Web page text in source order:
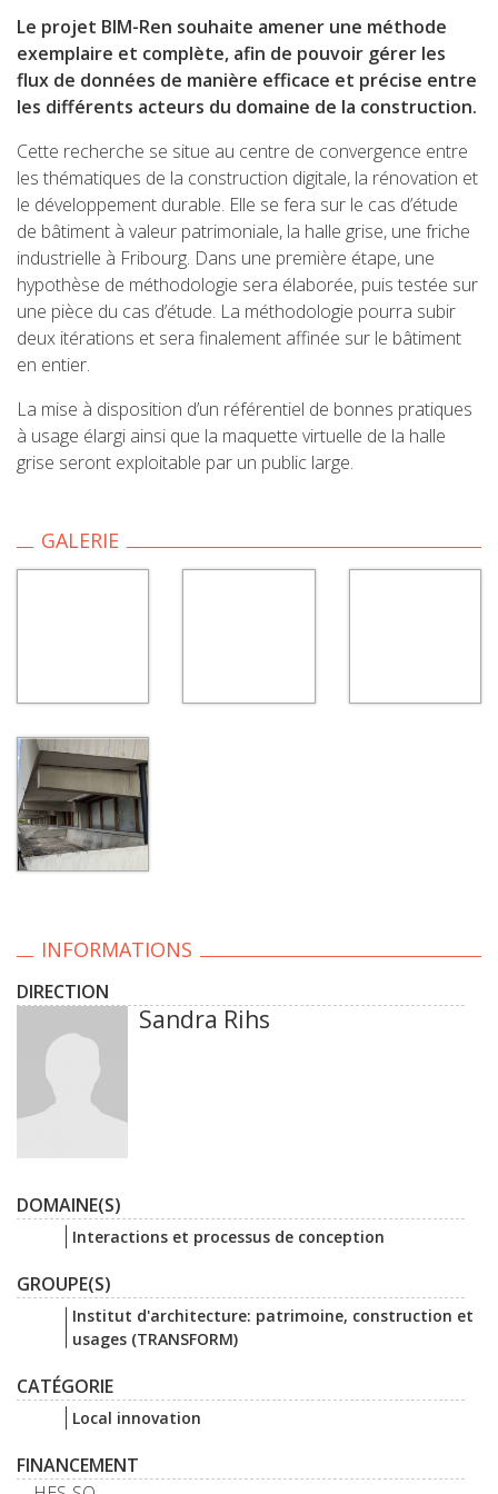
Le projet BIM-Ren souhaite amener une méthode
exemplaire et complète, afin de pouvoir gérer les
flux de données de manière efficace et précise entre
les différents acteurs du domaine de la construction.
Cette recherche se situe au centre de convergence entre
les thématiques de la construction digitale, la rénovation et
le développement durable. Elle se fera sur le cas d’étude
de bâtiment à valeur patrimoniale, la halle grise, une friche
industrielle à Fribourg. Dans une première étape, une
hypothèse de méthodologie sera élaborée, puis testée sur
une pièce du cas d’étude. La méthodologie pourra subir
deux itérations et sera finalement affinée sur le bâtiment
en entier.
La mise à disposition d’un référentiel de bonnes pratiques
à usage élargi ainsi que la maquette virtuelle de la halle
grise seront exploitable par un public large.
GALERIE
INFORMATIONS
DIRECTION
Sandra Rihs
DOMAINE(S)
Interactions et processus de conception
GROUPE(S)
Institut d'architecture: patrimoine, construction et
usages (TRANSFORM)
CATÉGORIE
Local innovation
FINANCEMENT